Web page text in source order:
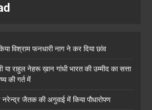
विश्राम फनधारी नाग ने कर दिया छांव
या राहुल नेहरू ख़ान गांधी भारत की उम्मीद का सत्ता
की गर्त में
नरेन्द्र जैतक की अगुवाई में किया पौधारोपण